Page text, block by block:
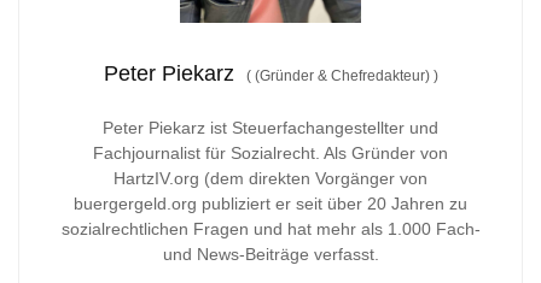
Peter Piekarz ((Gründer & Chefredakteur) )
Peter Piekarz ist Steuerfachangestellter und
Fachjournalist für Sozialrecht. Als Gründer von
HartzIV.org (dem direkten Vorgänger von
buergergeld.org publiziert er seit über 20 Jahren zu
sozialrechtlichen Fragen und hat mehr als 1.000 Fach-
und News-Beiträge verfasst.